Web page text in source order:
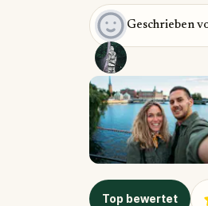
Top bewertet
Geschrieben